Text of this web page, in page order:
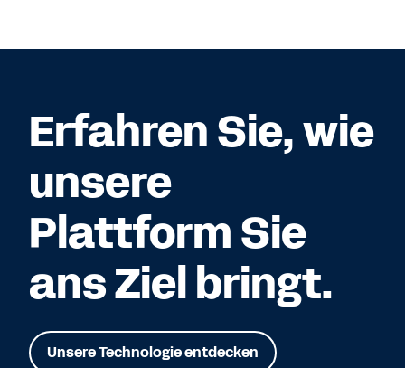
Erfahren Sie, wie
unsere
Plattform Sie
ans Ziel bringt.
Unsere Technologie entdecken